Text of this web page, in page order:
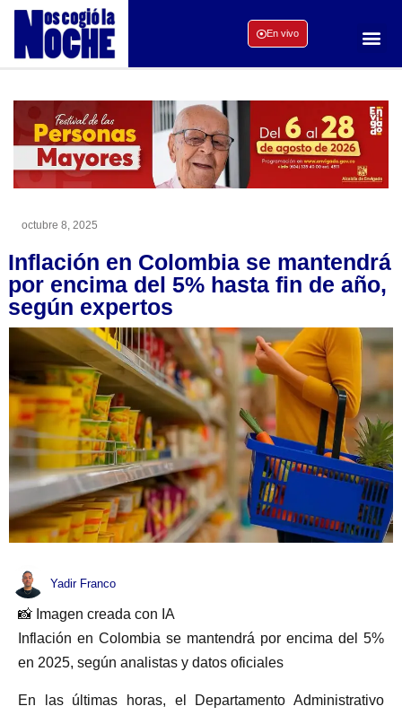
En vivo
octubre 8, 2025
Inflación en Colombia se mantendrá
por encima del 5% hasta fin de año,
según expertos
Yadir Franco
📸 Imagen creada con IA
Inflación en Colombia se mantendrá por encima del 5%
en 2025, según analistas y datos oficiales
En las últimas horas, el Departamento Administrativo